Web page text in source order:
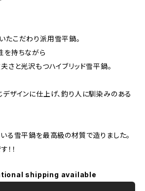
たこだわり派用雪平鍋。
を持ちながら
さと光沢もつハイブリッド雪平鍋。
ザインに仕上げ、釣り人に馴染みのある
る雪平鍋を最高級の材質で造りました。
！！
shipping available